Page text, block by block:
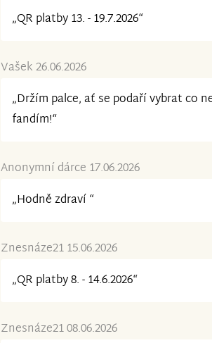
„QR platby 13. - 19.7.2026“
Vašek 26.06.2026
„Držím palce, ať se podaří vybrat co
fandím!“
Anonymní dárce 17.06.2026
„Hodně zdraví “
Znesnáze21 15.06.2026
„QR platby 8. - 14.6.2026“
Znesnáze21 08.06.2026